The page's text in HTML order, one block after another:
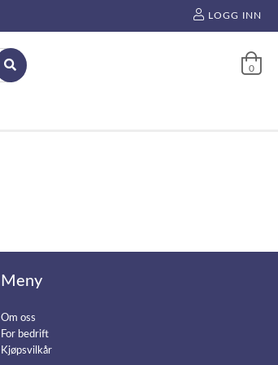
LOGG INN
0
Meny
Om oss
For bedrift
Kjøpsvilkår